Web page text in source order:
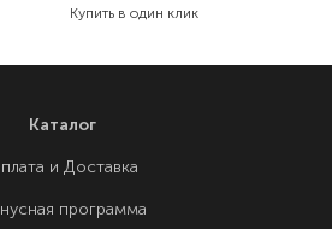
Купить в один клик
Каталог
и Доставка
программа